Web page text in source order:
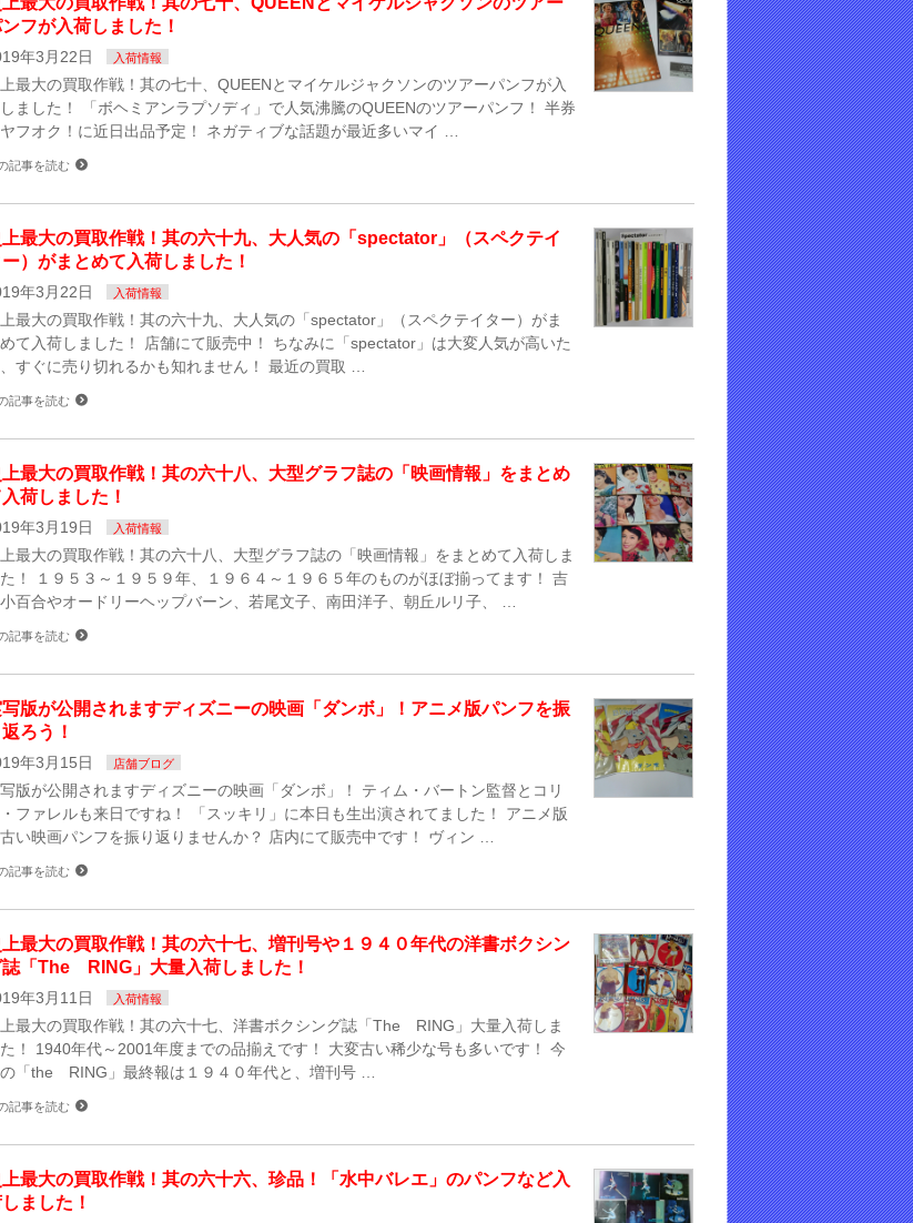
フが入荷しました！
年3月22日 入荷情報
最大の買取作戦！其の七十、QUEENとマイケルジャクソンのツアーパンフが入
ました！ 「ボヘミアンラプソディ」で人気沸騰のQUEENのツアーパンフ！ 半券
フオク！に近日出品予定！ ネガティブな話題が最近多いマイ …
記事を読む
上最大の買取作戦！其の六十九、大人気の「spectator」（スペクテイ
）がまとめて入荷しました！
年3月22日 入荷情報
最大の買取作戦！其の六十九、大人気の「spectator」（スペクテイター）がま
て入荷しました！ 店舗にて販売中！ ちなみに「spectator」は大変人気が高いた
すぐに売り切れるかも知れません！ 最近の買取 …
記事を読む
上最大の買取作戦！其の六十八、大型グラフ誌の「映画情報」をまとめ
荷しました！
年3月19日 入荷情報
最大の買取作戦！其の六十八、大型グラフ誌の「映画情報」をまとめて入荷しま
た！ １９５３～１９５９年、１９６４～１９６５年のものがほぼ揃ってます！ 吉
百合やオードリーヘップバーン、若尾文子、南田洋子、朝丘ルリ子、 …
記事を読む
版が公開されますディズニーの映画「ダンボ」！アニメ版パンフを振
返ろう！
年3月15日 店舗ブログ
版が公開されますディズニーの映画「ダンボ」！ ティム・バートン監督とコリ
ファレルも来日ですね！ 「スッキリ」に本日も生出演されてました！ アニメ版
い映画パンフを振り返りませんか？ 店内にて販売中です！ ヴィン …
記事を読む
上最大の買取作戦！其の六十七、増刊号や１９４０年代の洋書ボクシン
誌「The RING」大量入荷しました！
年3月11日 入荷情報
最大の買取作戦！其の六十七、洋書ボクシング誌「The RING」大量入荷しま
た！ 1940年代～2001年度までの品揃えです！ 大変古い稀少な号も多いです！ 今
「the RING」最終報は１９４０年代と、増刊号 …
記事を読む
上最大の買取作戦！其の六十六、珍品！「水中バレエ」のパンフなど入
ました！